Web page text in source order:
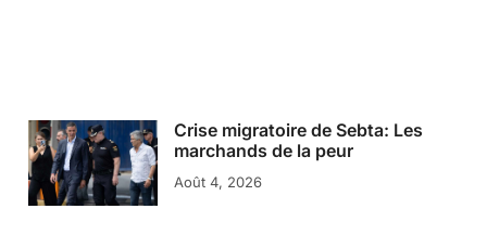
Crise migratoire de Sebta: Les
marchands de la peur
Août 4, 2026